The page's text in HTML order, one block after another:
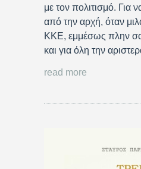
με τον πολιτισμό. Για
από την αρχή, όταν
ΚΚΕ, εμμέσως πλην
και για όλη την
read more